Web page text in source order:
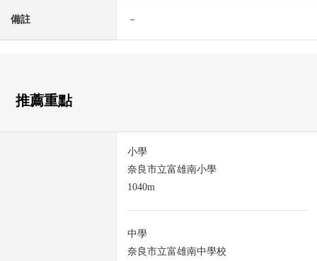
備註 －
推薦重點
小學
奈良市立富雄南小學
1040m
中學
奈良市立富雄南中學校